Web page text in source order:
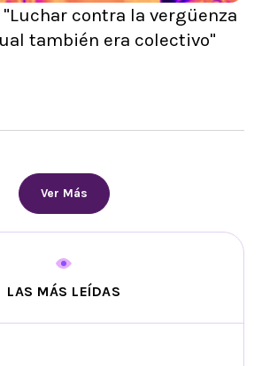
"Luchar contra la vergüenza
también era colectivo"
Ver Más
LAS MÁS LEÍDAS